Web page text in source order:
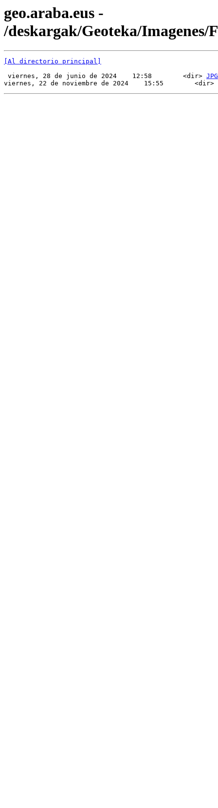
geo.araba.eus -
/deskargak/Geoteka/Imagenes/
[Al directorio principal]
viernes, 28 de junio de 2024    12:58        <dir> JPG
viernes, 22 de noviembre de 2024    15:55        <dir>